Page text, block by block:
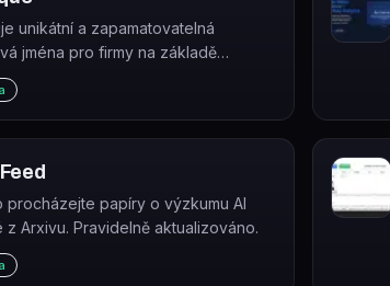
unikátní a zapamatovatelná
jména pro firmy na základě
klíčových slov.
procházejte papíry o výzkumu AI
z Arxivu. Pravidelně aktualizováno.